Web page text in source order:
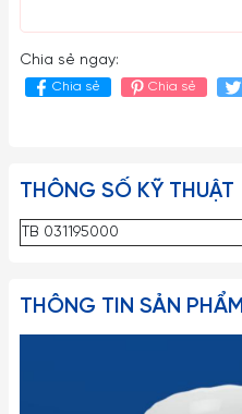
Chia sẻ ngay:
Chia sẻ Chia sẻ
THÔNG SỐ KỸ THUẬT
TB 031195000
THÔNG TIN SẢN PHẨM